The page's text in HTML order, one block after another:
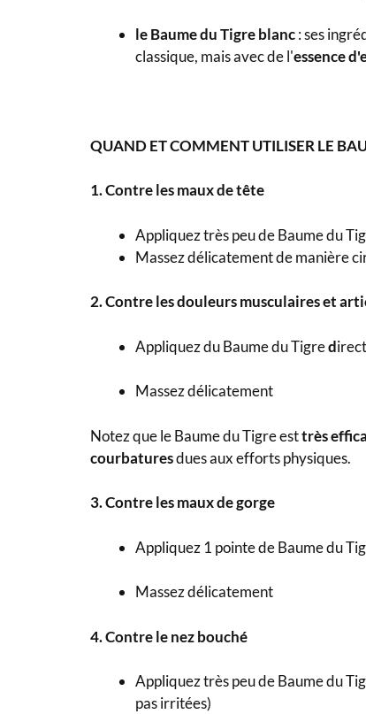
le Baume du Tigre blanc: ses
classique, mais avec de l'essence
QUAND ET COMMENT UTILISER LE
1. Contre les maux de tête
Appliquez très peu de Baume du
Massez délicatement de manière
2. Contre les douleurs musculaires et
Appliquez du Baume du Tigred
Massez délicatement
Notez que le Baume du Tigre esttrès
courbaturesdues aux efforts physiques.
3. Contre les maux de gorge
Appliquez 1 pointe deBaume du
Massez délicatement
4. Contre le nez bouché
Appliquez très peu de Baume du
pas irritées)